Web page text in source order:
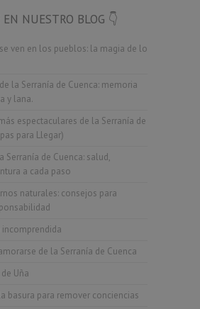
NUESTRO BLOG 👇
ven en los pueblos: la magia de lo
la Serranía de Cuenca: memoria
y lana.
espectaculares de la Serranía de
para Llegar)
Serranía de Cuenca: salud,
a cada paso
naturales: consejos para
incomprendida
de la Serranía de Cuenca
Uña
basura para remover conciencias